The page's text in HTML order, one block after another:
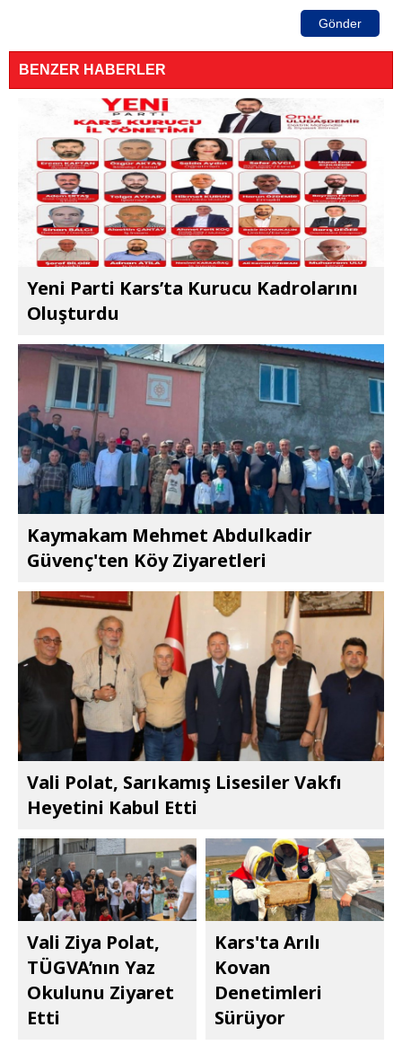
Gönder
BENZER HABERLER
Yeni Parti Kars’ta Kurucu Kadrolarını
Oluşturdu
Kaymakam Mehmet Abdulkadir
Güvenç'ten Köy Ziyaretleri
Vali Polat, Sarıkamış Lisesiler Vakfı
Heyetini Kabul Etti
Vali Ziya Polat,
TÜGVA’nın Yaz
Okulunu Ziyaret
Etti
Kars'ta Arılı
Kovan
Denetimleri
Sürüyor